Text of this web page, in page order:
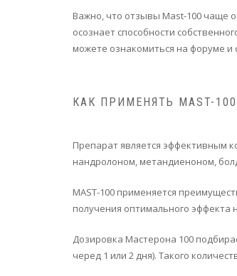
Важно, что отзывы Mast-100 чаще
осознает способности
можете ознакомиться на форуме и
КАК ПРИМЕНЯТЬ MAST-
Препарат является эффективным
нандролоном, метандиеноном,
MAST-100 применяется
получения оптимального эффекта
Дозировка Мастерона 100
черед 1 или 2 дня). Такого